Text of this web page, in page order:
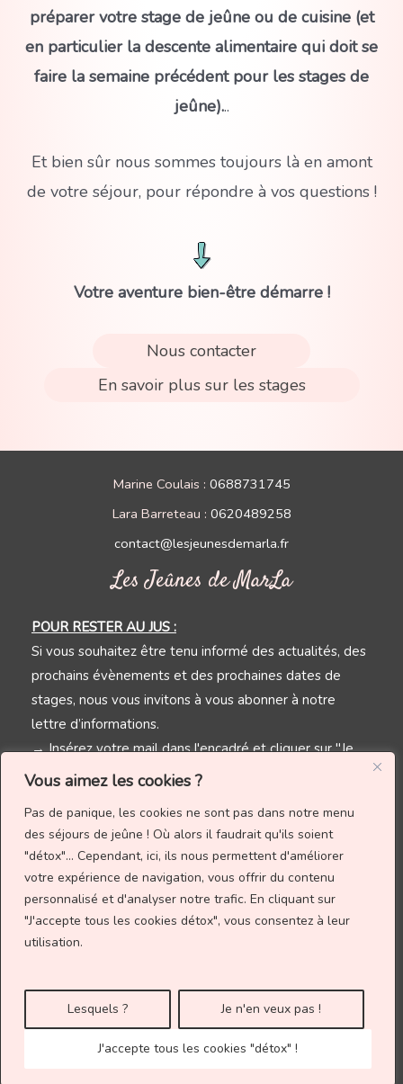
Vous aimez les cookies ?
Pas de panique, les cookies ne sont pas dans notre menu
des séjours de jeûne ! Où alors il faudrait qu'ils soient
"détox"... Cependant, ici, ils nous permettent d'améliorer
votre expérience de navigation, vous offrir du contenu
personnalisé et d'analyser notre trafic. En cliquant sur
"J'accepte tous les cookies détox", vous consentez à leur
utilisation.
Lesquels ? Je n'en veux pas !
J'accepte tous les cookies "détox" !
préparer votre stage de jeûne ou de cuisine (et
en particulier la descente alimentaire qui doit se
faire la semaine précédent pour les stages de
jeûne)...
Et bien sûr nous sommes toujours là en amont
de votre séjour, pour répondre à vos questions !
Votre aventure bien-être démarre !
Nous contacter
En savoir plus sur les stages
Marine Coulais : 0688731745
Lara Barreteau : 0620489258
contact@lesjeunesdemarla.fr
Les Jeûnes de MarLa
POUR RESTER AU JUS :
Si vous souhaitez être tenu informé des actualités, des
prochains évènements et des prochaines dates de
stages, nous vous invitons à vous abonner à notre
lettre d’informations.
→ Insérez votre mail dans l'encadré et cliquer sur "Je
reste au jus !"
Site créé parMégan Buchou
© 2026 | Les Jeûnes de MarLa
Mentions Légales